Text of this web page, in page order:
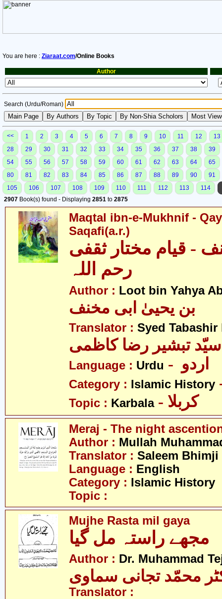
You are here : Ziaraat.com/Online Books
Author
Search (Urdu/Roman)
<< 1 2 3 4 5 6 7 8 9 10 11 12
13
28
29 30 31 32 33 34 35 36 37 38
39
54
55 56 57 58 59 60 61 62 63 64
65
80
81 82 83 84 85 86 87 88 89 90
91
105
106 107 108 109 110 111 112 113
114
2907 Book(s) found - Displaying 2851 to 2875
Maqtal ibn-e-Mukhnif -
Saqafi(a.r.)
- قیام مختار ثقفی
رحم اللہ
Author : Loot bin Yahya
بن یحییٰ ابی مخنف
Translator : Syed Tabashir
سیّد تبشیر رضا کاظمی
Language : Urdu
Category : Islamic History
Topic : Karbala - کربلا
Meraj - The night
Author : Mullah
Translator : Saleem Bhimji
Language : English
Category : Islamic History
Topic :
Mujhe Rasta mil gaya
مجھے راستہ مل گیا
Author : Dr. Muhammad
محمّد تجانی سماوی
Translator :